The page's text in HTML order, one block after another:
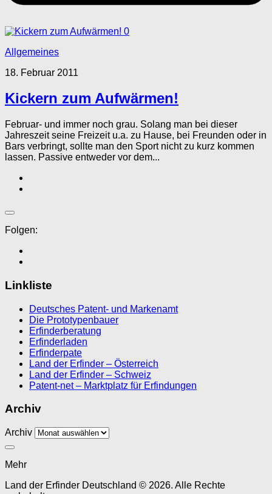
0
Allgemeines
18. Februar 2011
Kickern zum Aufwärmen!
Februar- und immer noch grau. Solang man bei dieser
Jahreszeit seine Freizeit u.a. zu Hause, bei Freunden oder in
Bars verbringt, sollte man den Sport nicht zu kurz kommen
lassen. Passive entweder vor dem...
Folgen:
Linkliste
Deutsches Patent- und Markenamt
Die Prototypenbauer
Erfinderberatung
Erfinderladen
Erfinderpate
Land der Erfinder – Österreich
Land der Erfinder – Schweiz
Patent-net – Marktplatz für Erfindungen
Archiv
Archiv
Mehr
Land der Erfinder Deutschland © 2026. Alle Rechte